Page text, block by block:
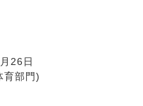
26日
育部門)